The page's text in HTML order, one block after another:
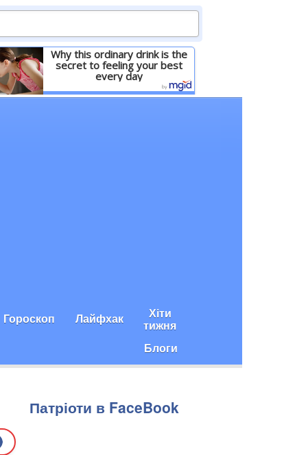
Why this ordinary drink is the
secret to feeling your best
every day
Детальніше
Гороскоп Лайфхак Хіти
тижня
Блоги
Патріоти в FaceBook